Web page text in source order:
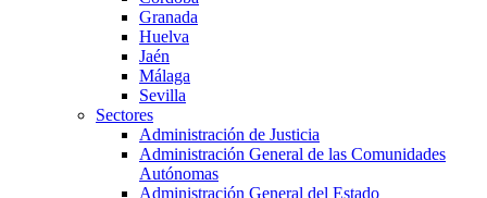
Granada
Huelva
Jaén
Málaga
Sevilla
Sectores
Administración de Justicia
Administración General de las Comunidades
Autónomas
Administración General del Estado